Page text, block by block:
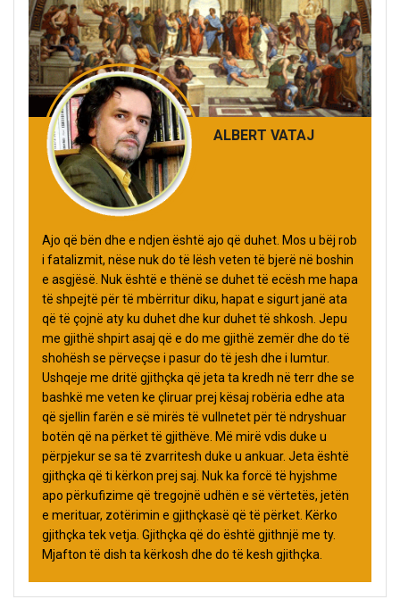
ALBERT VATAJ
Ajo që bën dhe e ndjen është ajo që duhet. Mos u bëj rob
i fatalizmit, nëse nuk do të lësh veten të bjerë në boshin
e asgjësë. Nuk është e thënë se duhet të ecësh me hapa
të shpejtë për të mbërritur diku, hapat e sigurt janë ata
që të çojnë aty ku duhet dhe kur duhet të shkosh. Jepu
me gjithë shpirt asaj që e do me gjithë zemër dhe do të
shohësh se përveçse i pasur do të jesh dhe i lumtur.
Ushqeje me dritë gjithçka që jeta ta kredh në terr dhe se
bashkë me veten ke çliruar prej kësaj robëria edhe ata
që sjellin farën e së mirës të vullnetet për të ndryshuar
botën që na përket të gjithëve. Më mirë vdis duke u
përpjekur se sa të zvarritesh duke u ankuar. Jeta është
gjithçka që ti kërkon prej saj. Nuk ka forcë të hyjshme
apo përkufizime që tregojnë udhën e së vërtetës, jetën
e merituar, zotërimin e gjithçkasë që të përket. Kërko
gjithçka tek vetja. Gjithçka që do është gjithnjë me ty.
Mjafton të dish ta kërkosh dhe do të kesh gjithçka.